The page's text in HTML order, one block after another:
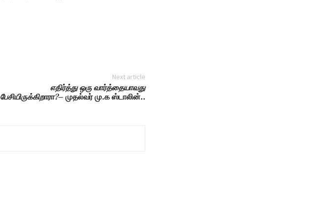
Next article
எதிர்த்து ஒரு வார்த்தையாவது
பேசியிருக்கிறாரா?– முதல்வர் மு.க ஸ்டாலின்..